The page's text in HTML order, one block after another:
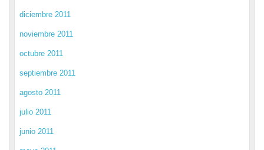
diciembre 2011
noviembre 2011
octubre 2011
septiembre 2011
agosto 2011
julio 2011
junio 2011